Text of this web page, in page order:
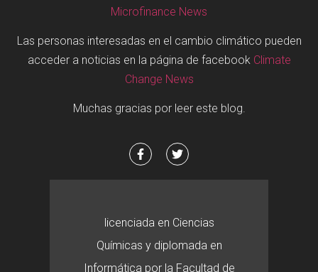
Microfinance News
Las personas interesadas en el cambio climático pueden
acceder a noticias en la página de facebook Climate
Change News
Muchas gracias por leer este blog.
licenciada en Ciencias
Químicas y diplomada en
Informática por la Facultad de